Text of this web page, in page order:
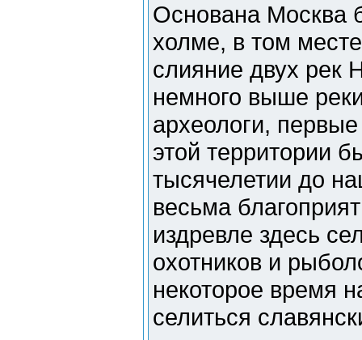
Основана Москва
холме, в том
слияние двух рек
немного выше
археологи,
этой территории
тысячелетии до
весьма
издревле здесь
охотников и
некоторое время
селиться